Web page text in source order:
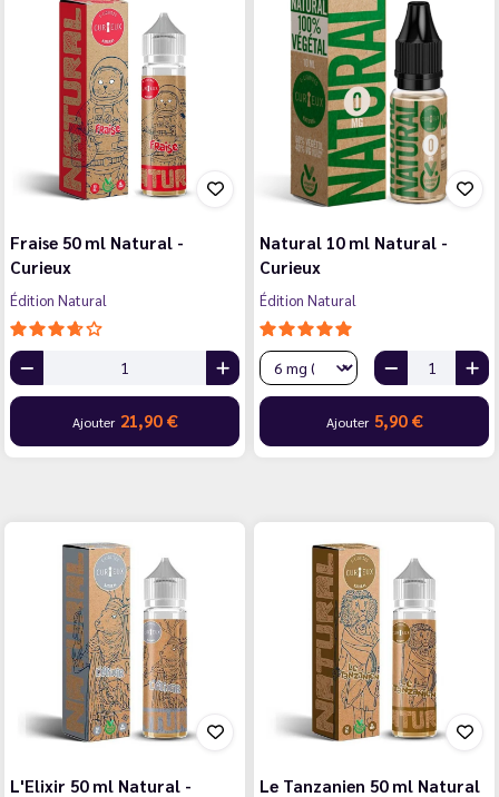
Fraise 50 ml Natural -
Curieux
Édition Natural
Ajouter 21,90 €
Natural 10 ml Natural -
Curieux
Édition Natural
Ajouter 5,90 €
L'Elixir 50 ml Natural -
Le Tanzanien 50 ml Natural